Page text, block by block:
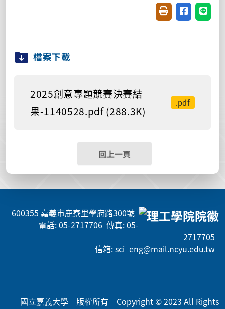
友善列印(開新視
分享至臉書
分享
檔案下載
2025創意專題競賽決賽結
果-1140528.pdf (288.3K)
.pdf
回上一頁
600355 嘉義市鹿寮里學府路300號
電話: 05-2717706 傳真: 05-
2717705
信箱: sci_eng@mail.ncyu.edu.tw
國立嘉義大學 版權所有 Copyright © 2023 All Rights